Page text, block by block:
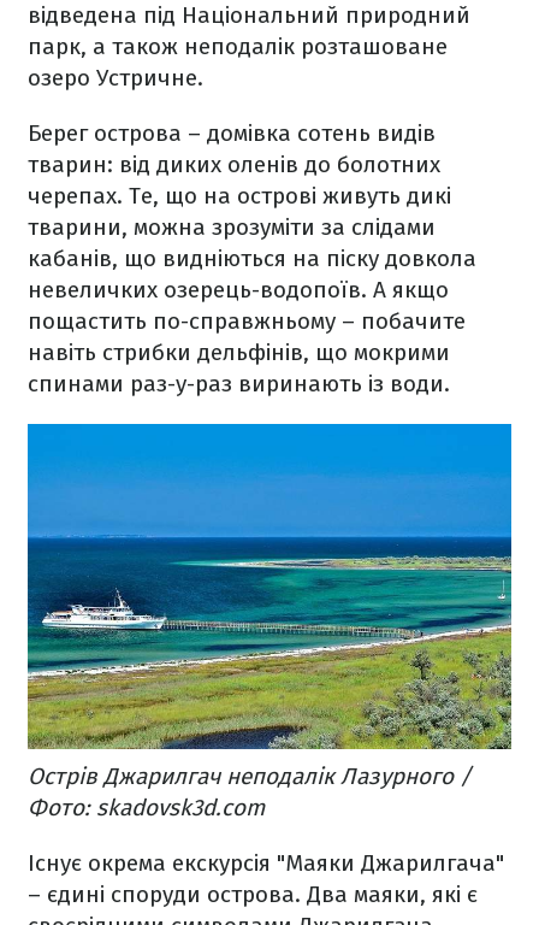
відведена під Національний природний
парк, а також неподалік розташоване
озеро Устричне.
Берег острова – домівка сотень видів
тварин: від диких оленів до болотних
черепах. Те, що на острові живуть дикі
тварини, можна зрозуміти за слідами
кабанів, що видніються на піску довкола
невеличких озерець-водопоїв. А якщо
пощастить по-справжньому – побачите
навіть стрибки дельфінів, що мокрими
спинами раз-у-раз виринають із води.
Острів Джарилгач неподалік Лазурного /
Фото: skadovsk3d.com
Існує окрема екскурсія "Маяки Джарилгача"
– єдині споруди острова. Два маяки, які є